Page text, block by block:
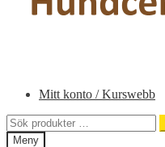
Mitt konto / Kurswebb
Sök
efter:
Meny